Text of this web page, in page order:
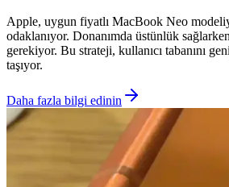
Apple, uygun fiyatlı MacBook Neo
odaklanıyor. Donanımda üstünlük
gerekiyor. Bu strateji, kullanıcı tabanını
taşıyor.
Daha fazla bilgi edinin